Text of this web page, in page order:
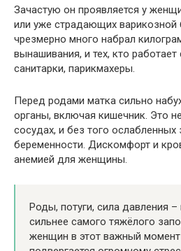
Зачастую он проявляется у
или уже страдающих варикозной
чрезмерно много набрал
вынашивания, и тех, кто
санитарки, парикмахеры.
Перед родами матка сильно
органы, включая кишечник. Это
сосудах, и без того ослабленных
беременности. Дискомфорт и
анемией для женщины.
Роды, потуги, сила давления
сильнее самого тяжёлого
женщин в этот важный